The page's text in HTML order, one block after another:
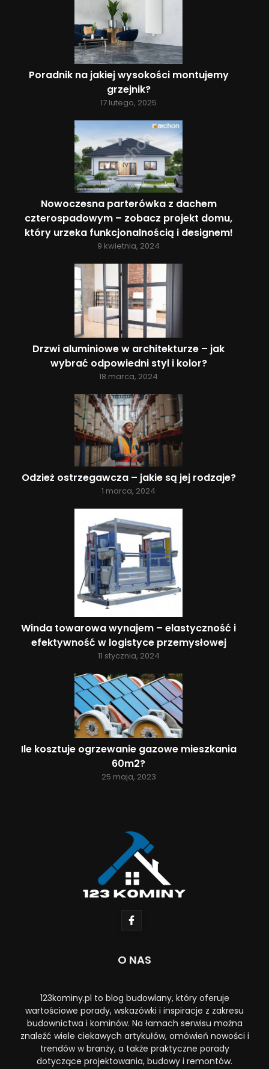
Poradnik na jakiej wysokości montujemy
grzejnik?
17 lutego, 2025
Nowoczesna parterówka z dachem
czterospadowym – zobacz projekt domu,
który urzeka funkcjonalnością i designem!
9 kwietnia, 2024
Drzwi aluminiowe w architekturze – jak
wybrać odpowiedni styl i kolor?
18 marca, 2024
Odzież ostrzegawcza – jakie są jej rodzaje?
1 marca, 2024
Winda towarowa wynajem – elastyczność i
efektywność w logistyce przemysłowej
11 stycznia, 2024
Ile kosztuje ogrzewanie gazowe mieszkania
60m2?
25 maja, 2023
O NAS
123kominy.pl to blog budowlany, który oferuje
wartościowe porady, wskazówki i inspiracje z zakresu
budownictwa i kominów. Na łamach serwisu można
znaleźć wiele ciekawych artykułów, omówień nowości i
trendów w branży, a także praktyczne porady
dotyczące projektowania, budowy i remontów.